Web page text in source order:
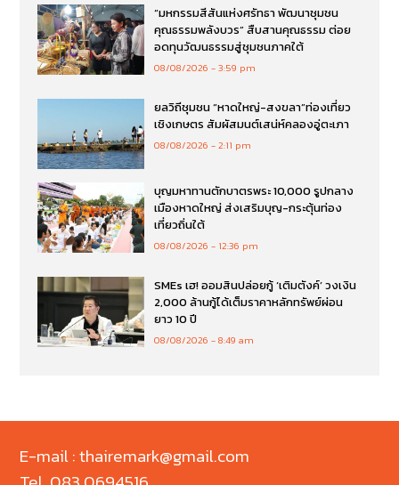
“มหกรรมสีสันแห่งศรัทธา พัฒนาชุมชน
คุณธรรมพลังบวร” สืบสานคุณธรรม ต่อย
อดทุนวัฒนธรรมสู่ชุมชนภาคใต้
08/08/2026 3:59 pm
ยลวิถีชุมชน “หาดใหญ่-สงขลา”ท่องเที่ยว
เชิงเกษตร สัมผัสมนต์เสน่ห์คลองอู่ตะเภา
08/08/2026 2:11 pm
บุญมหาทานตักบาตรพระ 10,000 รูปกลาง
เมืองหาดใหญ่ ส่งเสริมบุญ-กระตุ้นท่อง
เที่ยวถิ่นใต้
08/08/2026 12:36 pm
SMEs เฮ! ออมสินปล่อยกู้ ‘เติมตังค์’ วงเงิน
2,000 ล้านกู้ได้เต็มราคาหลักทรัพย์ผ่อน
ยาว 10 ปี
08/08/2026 8:49 am
E-mail : thairemark@gmail.com